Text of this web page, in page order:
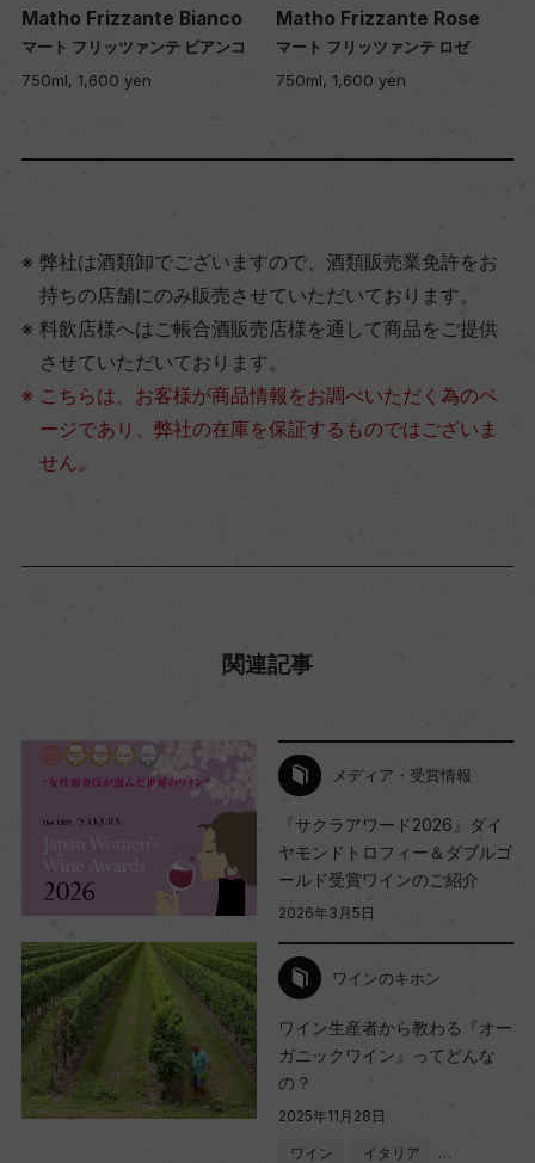
Matho Frizzante Bianco
マート フリッツァンテ ビアンコ
750ml, 1,600 yen
Matho Frizzante Rose
マート フリッツァンテ ロゼ
750ml, 1,600 yen
弊社は酒類卸でございますので、酒類販売業免許をお
持ちの店舗にのみ販売させていただいております。
料飲店様へはご帳合酒販売店様を通して商品をご提供
させていただいております。
こちらは、お客様が商品情報をお調べいただく為のペ
ージであり、弊社の在庫を保証するものではございま
せん。
関連記事
メディア・受賞情報
『サクラアワード2026』ダイ
ヤモンドトロフィー＆ダブルゴ
ールド受賞ワインのご紹介
2026年3月5日
ワインのキホン
ワイン生産者から教わる『オー
ガニックワイン』ってどんな
の？
2025年11月28日
ワイン イタリア …